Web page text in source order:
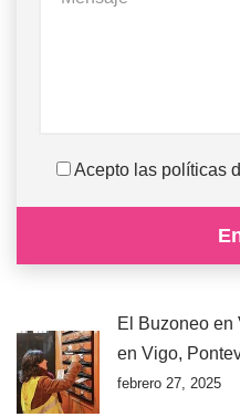
Acepto las políticas
El Buzoneo en
en Vigo,
febrero 27, 2025